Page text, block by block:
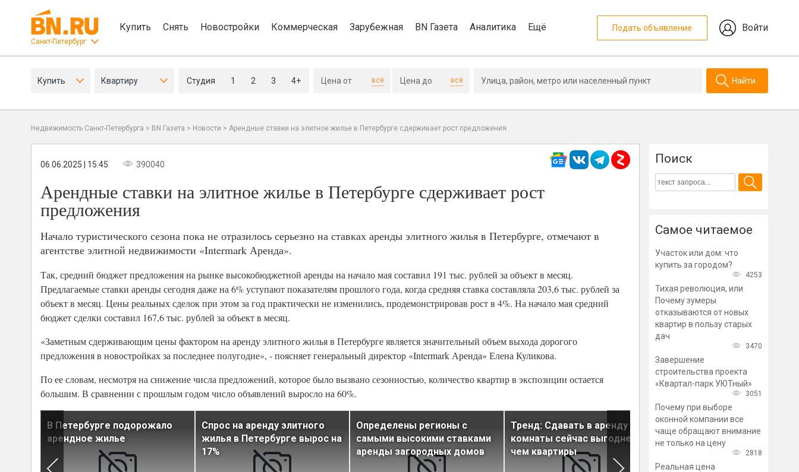
Санкт-Петербург
Купить Снять Новостройки Коммерческая Зарубежная BN Газета Аналитика Ещё Подать объявление Войти
Купить Квартиру Студия 1 2 3 4+ всё всё Найти
Недвижимость Санкт-Петербурга > BN Газета > Новости > Арендные ставки на элитное жилье в Петербурге сдерживает рост предложения
06.06.2025 | 15:45 390040
Арендные ставки на элитное жилье в Петербурге сдерживает рост
предложения
Начало туристического сезона пока не отразилось серьезно на ставках аренды элитного жилья в Петербурге, отмечают в
агентстве элитной недвижимости «Intermark Аренда».
Так, средний бюджет предложения на рынке высокобюджетной аренды на начало мая составил 191 тыс. рублей за объект в месяц.
Предлагаемые ставки аренды сегодня даже на 6% уступают показателям прошлого года, когда средняя ставка составляла 203,6 тыс. рублей за
объект в месяц. Цены реальных сделок при этом за год практически не изменились, продемонстрировав рост в 4%. На начало мая средний
бюджет сделки составил 167,6 тыс. рублей за объект в месяц.
«Заметным сдерживающим цены фактором на аренду элитного жилья в Петербурге является значительный объем выхода дорогого
предложения в новостройках за последнее полугодие», - поясняет генеральный директор «Intermark Аренда» Елена Куликова.
По ее словам, несмотря на снижение числа предложений, которое было вызвано сезонностью, количество квартир в экспозиции остается
большим. В сравнении с прошлым годом число объявлений выросло на 60%.
В Петербурге подорожало
арендное жилье
Спрос на аренду элитного
жилья в Петербурге вырос на
17%
Определены регионы с
самыми высокими ставками
аренды загородных домов
Тренд: Сдавать в аренду
комнаты сейчас выгоднее,
чем квартиры
Специалисты выяснили, в
каких городах сдача в
комнат приносит больший
доход
Поиск
Самое читаемое
Участок или дом: что
купить за городом?
4253
Тихая революция, или
Почему зумеры
отказываются от новых
квартир в пользу старых
дач
3470
Завершение
строительства проекта
«Квартал-парк УЮТный»
3051
Почему при выборе
оконной компании все
чаще обращают внимание
не только на цену
2818
Реальная цена